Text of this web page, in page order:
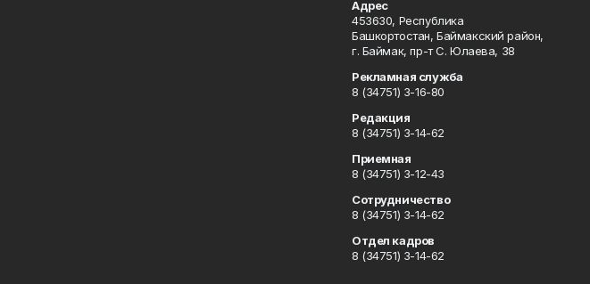
Адрес
453630, Республика
Башкортостан, Баймакский район,
г. Баймак, пр-т С. Юлаева, 38
Рекламная служба
8 (34751) 3-16-80
Редакция
8 (34751) 3-14-62
Приемная
8 (34751) 3-12-43
Сотрудничество
8 (34751) 3-14-62
Отдел кадров
8 (34751) 3-14-62